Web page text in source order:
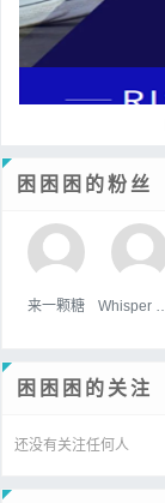
困困困的粉丝
来一颗糖
困困困的关注
还没有关注任何人